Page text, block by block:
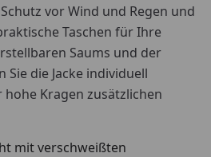
vor Wind und Regen und
Taschen für Ihre
Saums und der
die Jacke individuell
Kragen zusätzlichen
mit verschweißten